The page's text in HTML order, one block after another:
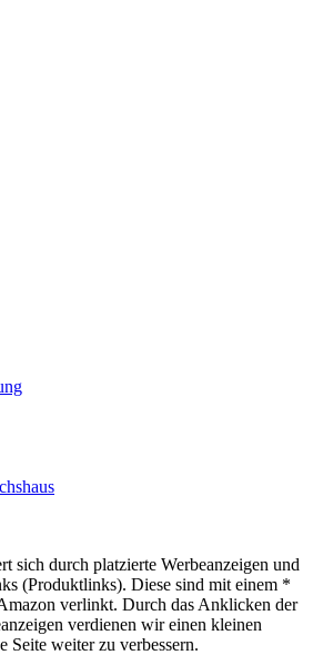
sich durch platzierte Werbeanzeigen und
(Produktlinks). Diese sind mit einem *
verlinkt. Durch das Anklicken der
verdienen wir einen kleinen
Seite weiter zu verbessern.